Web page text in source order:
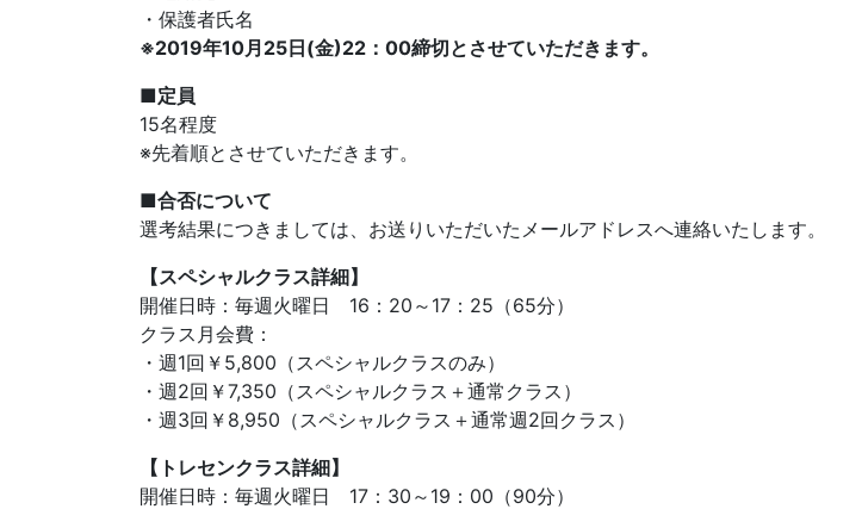
・保護者氏名
※2019年10月25日(金)22：00締切とさせていただきます。
■定員
15名程度
※先着順とさせていただきます。
■合否について
選考結果につきましては、お送りいただいたメールアドレスへ連絡いたします。
【スペシャルクラス詳細】
開催日時：毎週火曜日 16：20～17：25（65分）
クラス月会費：
・週1回￥5,800（スペシャルクラスのみ）
・週2回￥7,350（スペシャルクラス＋通常クラス）
・週3回￥8,950（スペシャルクラス＋通常週2回クラス）
【トレセンクラス詳細】
開催日時：毎週火曜日 17：30～19：00（90分）